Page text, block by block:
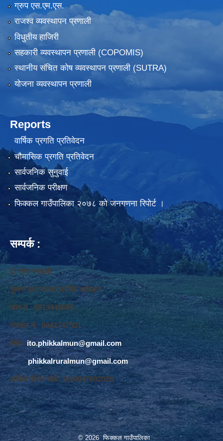
ग्रुप एस.एम.एस.
राजश्व व्यवस्थापन प्रणाली
विधुतीय हाजिरी
सहकारी व्यवस्थापन प्रणाली (COPOMIS)
स्थानीय संचित कोष व्यवस्थापन प्रणाली (SUTRA)
योजना व्यवस्थापन प्रणाली
Reports
वार्षिक प्रगति प्रतिवेदन
चौमासिक प्रगति प्रतिवेदन
सार्वजनिक सुनुवाई
सार्वजनिक परीक्षण
फिक्कल गाउँपालिका २०७८ को जनगणना रिपोर्ट ।
सम्पर्क :
ई. नरेश बराइली
सुचना तथा सञ्‍चार प्रविधि अधिकृत
फोन नं. 9813445685
मोवाईल नं. 9843747501
ईमेलः ito.phikkalmun@gmail.com
phikkalruralmun@gmail.com
अडियो नोटिस वोर्डः 1610047692026
© 2026 फिक्कल गाउँपालिका